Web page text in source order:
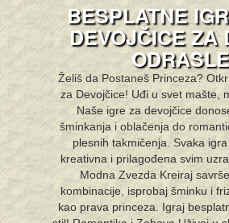
BESPLATNE
DEVOJČICE ZA
ODRASLE
Želiš da Postaneš Princeza?
za Devojčice! Uđi u svet mašte,
Naše igre za devojčice
šminkanja i oblačenja do
plesnih takmičenja. Svaka
kreativna i prilagođena svim
Modna Zvezda Kreiraj
kombinacije, isprobaj šminku i
kao prava princeza. Igraj